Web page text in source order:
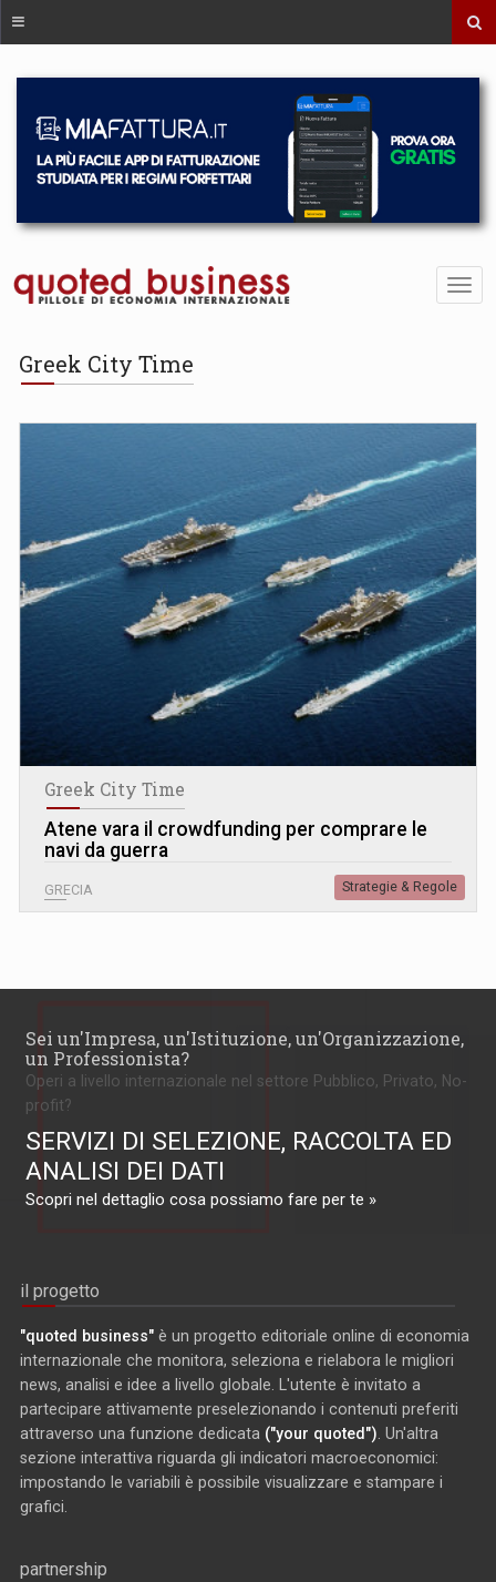
Greek City Time
Greek City Time
Atene vara il crowdfunding per comprare le
navi da guerra
GRECIA Strategie & Regole
Sei un'Impresa, un'Istituzione, un'Organizzazione,
un Professionista?
Operi a livello internazionale nel settore Pubblico, Privato, No-
profit?
SERVIZI DI SELEZIONE, RACCOLTA ED
ANALISI DEI DATI
Scopri nel dettaglio cosa possiamo fare per te »
il progetto
"quoted business" è un progetto editoriale online di economia
internazionale che monitora, seleziona e rielabora le migliori
news, analisi e idee a livello globale. L'utente è invitato a
partecipare attivamente preselezionando i contenuti preferiti
attraverso una funzione dedicata ("your quoted") . Un'altra
sezione interattiva riguarda gli indicatori macroeconomici:
impostando le variabili è possibile visualizzare e stampare i
grafici.
partnership